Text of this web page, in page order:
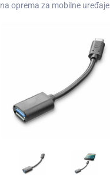
oprema za mobilne uređaje